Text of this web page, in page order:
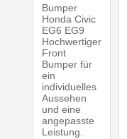
Bumper
Honda Civic
EG6 EG9
Hochwertiger
Front
Bumper für
ein
individuelles
Aussehen
und eine
angepasste
Leistung.